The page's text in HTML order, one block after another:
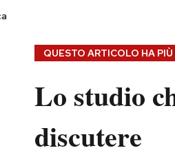
QUESTO ARTICOLO HA PIÙ
Lo studio
discutere